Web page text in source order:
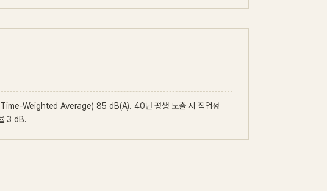
Weighted Average) 85 dB(A). 40년 평생 노출 시 직업성
3 dB.